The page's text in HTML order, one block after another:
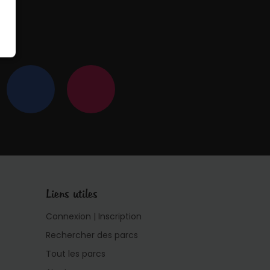
Liens utiles
Connexion | Inscription
Rechercher des parcs
Tout les parcs